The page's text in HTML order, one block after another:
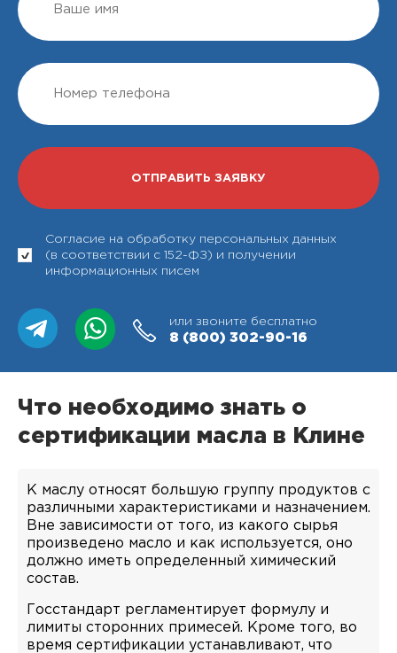
Согласие на обработку персональных данных
(в соответствии с 152-ФЗ) и получении
информационных писем
или звоните бесплатно
8 (800) 302-90-16
Что необходимо знать о
сертификации масла в Клине
К маслу относят большую группу продуктов с
различными характеристиками и назначением.
Вне зависимости от того, из какого сырья
произведено масло и как используется, оно
должно иметь определенный химический
состав.
Госстандарт регламентирует формулу и
лимиты сторонних примесей. Кроме того, во
время сертификации устанавливают, что